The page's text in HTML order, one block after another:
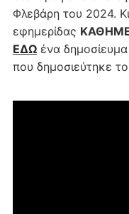
Φλεβάρη του 2024. Κι
εφημερίδας
ΕΔΩένα
που δημοσιεύτηκε